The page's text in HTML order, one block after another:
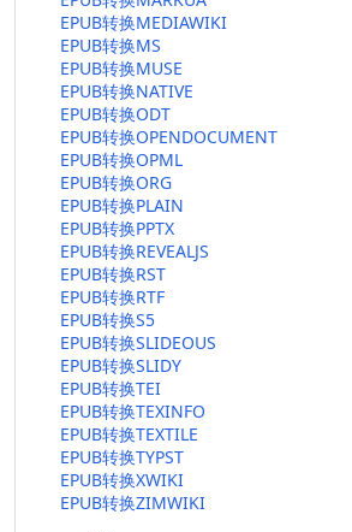
EPUB转换MEDIAWIKI
EPUB转换MS
EPUB转换MUSE
EPUB转换NATIVE
EPUB转换ODT
EPUB转换OPENDOCUMENT
EPUB转换OPML
EPUB转换ORG
EPUB转换PLAIN
EPUB转换PPTX
EPUB转换REVEALJS
EPUB转换RST
EPUB转换RTF
EPUB转换S5
EPUB转换SLIDEOUS
EPUB转换SLIDY
EPUB转换TEI
EPUB转换TEXINFO
EPUB转换TEXTILE
EPUB转换TYPST
EPUB转换XWIKI
EPUB转换ZIMWIKI